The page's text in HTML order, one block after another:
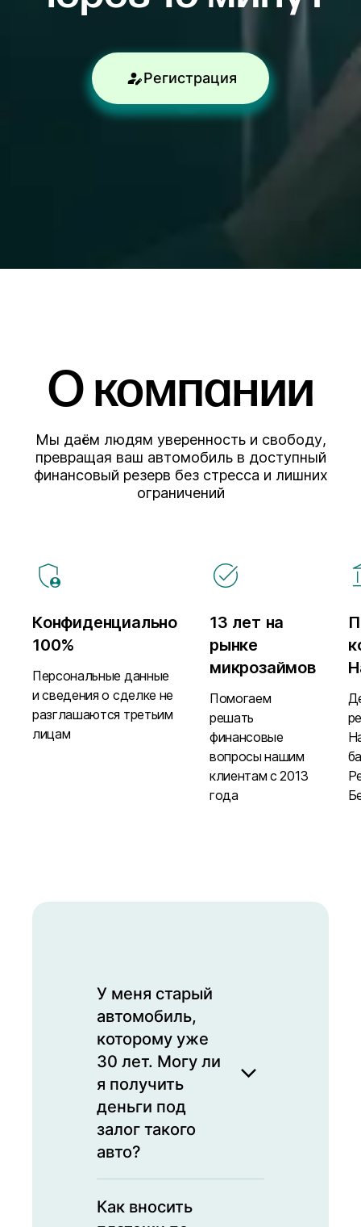
Регистрация
О компании
Мы даём людям уверенность и свободу,
превращая ваш автомобиль в доступный
финансовый резерв без стресса и лишних
ограничений
Конфиденциально
100%
Персональные данные
и сведения о сделке не
разглашаются третьим
лицам
13 лет на
рынке
микрозаймов
Помогаем
решать
финансовые
вопросы нашим
клиентам с 2013
года
У меня старый
автомобиль,
которому уже
30 лет. Могу ли
я получить
деньги под
залог такого
авто?
любые
Как вносить